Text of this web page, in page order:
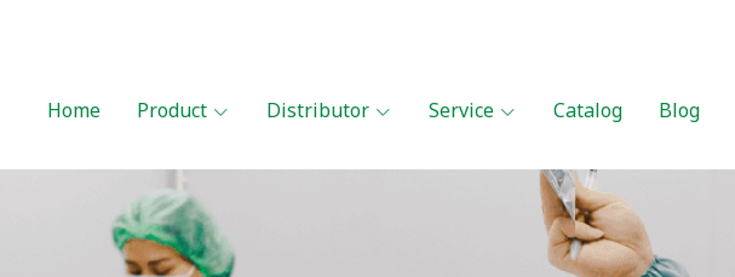
Home Product Distributor Service Catalog Blog